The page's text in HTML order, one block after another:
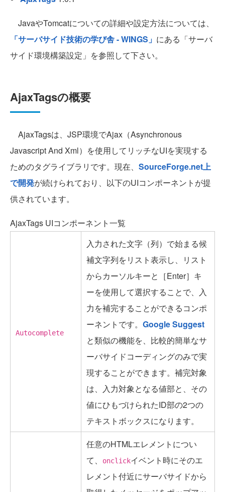
JavaやTomcatについての詳細や設定方法については、
「サーバサイド技術の学び舎 - WINGS」 にある「サーバ
サイド環境構築設定」を参照して下さい。
AjaxTagsの概要
AjaxTagsは、JSP環境でAjax（Asynchronous
Javascript And Xml）を使用してリッチなUIを実現する
ためのタグライブラリです。現在、 SourceForge.net上
で開発が続けられており、以下のUIコンポーネントが提
供されています。
AjaxTags UIコンポーネント一覧
Autocomplete
入力された文字（列）で始まる候
補文字列をリスト表示し、リスト
からカーソルキーと［Enter］キ
ーを使用して選択することで、入
力を補完することができるコンポ
ーネントです。 Google Suggest
と類似の機能を、比較的簡単なサ
ーバサイドコーディングのみで実
現することができます。補完対象
は、入力対象となる値部と、その
値にひもづけられたID部の2つの
テキストボックスになります。
任意のHTMLエレメントについ
て、
onclickイベント時にそのエ
レメント付近にサーバサイドから